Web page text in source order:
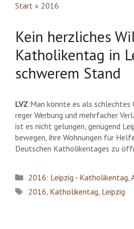
Start » 2016
Kein herzliches
Katholikentag in
schwerem Stand
LVZ:Man könnte es als schlechtes
reger Werbung und mehrfacher
ist es nicht gelungen, genügend
bewegen, ihre Wohnungen für
Deutschen Katholikentages zu
Kategorien
2016: Leipzig - Katholikentag,
Schlagwörter
2016, Katholikentag, Leipzig